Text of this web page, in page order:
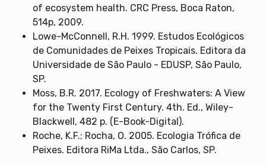
of ecosystem health. CRC Press, Boca Raton,
514p, 2009.
Lowe-McConnell, R.H. 1999. Estudos Ecológicos
de Comunidades de Peixes Tropicais. Editora da
Universidade de São Paulo - EDUSP, São Paulo,
SP.
Moss, B.R. 2017. Ecology of Freshwaters: A View
for the Twenty First Century. 4th. Ed., Wiley-
Blackwell, 482 p. (E-Book-Digital).
Roche, K.F.; Rocha, O. 2005. Ecologia Trófica de
Peixes. Editora RiMa Ltda., São Carlos, SP.